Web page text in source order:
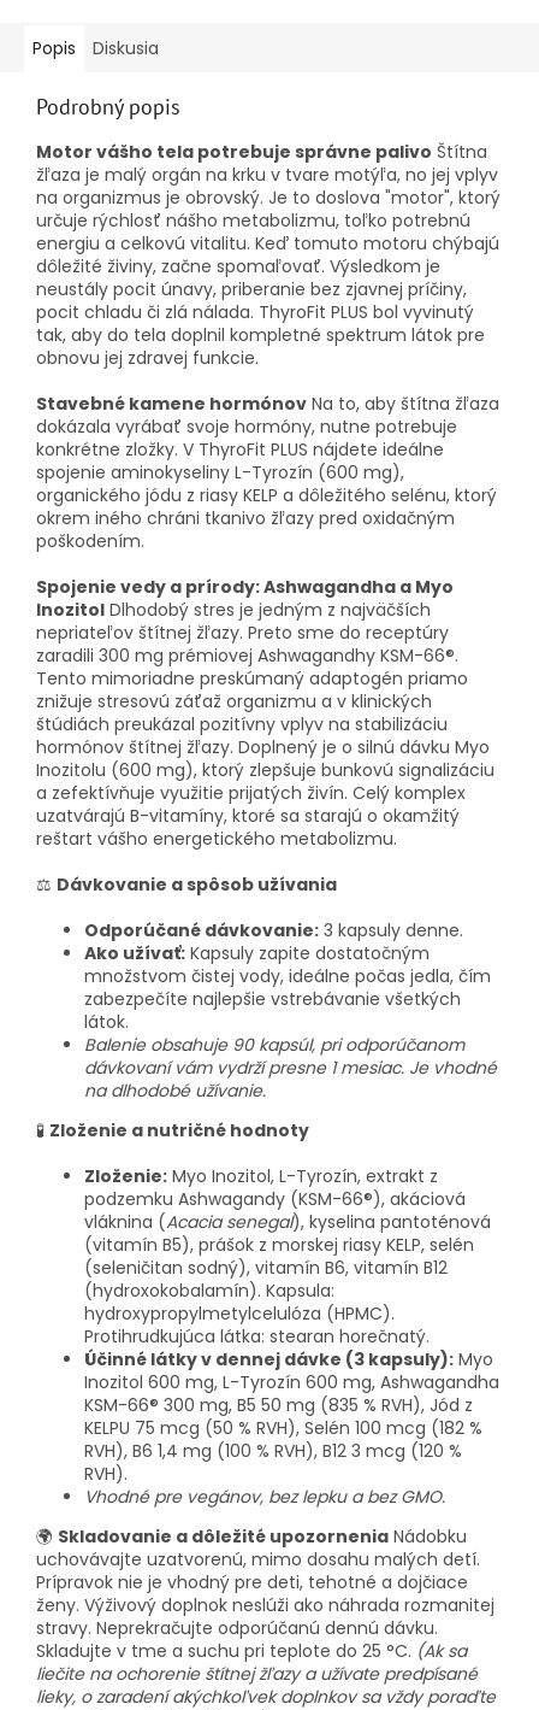
Popis Diskusia
Podrobný popis
Motor vášho tela potrebuje správne palivo Štítna
žľaza je malý orgán na krku v tvare motýľa, no jej vplyv
na organizmus je obrovský. Je to doslova "motor", ktorý
určuje rýchlosť nášho metabolizmu, toľko potrebnú
energiu a celkovú vitalitu. Keď tomuto motoru chýbajú
dôležité živiny, začne spomaľovať. Výsledkom je
neustály pocit únavy, priberanie bez zjavnej príčiny,
pocit chladu či zlá nálada. ThyroFit PLUS bol vyvinutý
tak, aby do tela doplnil kompletné spektrum látok pre
obnovu jej zdravej funkcie.
Stavebné kamene hormónov Na to, aby štítna žľaza
dokázala vyrábať svoje hormóny, nutne potrebuje
konkrétne zložky. V ThyroFit PLUS nájdete ideálne
spojenie aminokyseliny L-Tyrozín (600 mg),
organického jódu z riasy KELP a dôležitého selénu, ktorý
okrem iného chráni tkanivo žľazy pred oxidačným
poškodením.
Spojenie vedy a prírody: Ashwagandha a Myo
Inozitol Dlhodobý stres je jedným z najväčších
nepriateľov štítnej žľazy. Preto sme do receptúry
zaradili 300 mg prémiovej Ashwagandhy KSM-66®.
Tento mimoriadne preskúmaný adaptogén priamo
znižuje stresovú záťaž organizmu a v klinických
štúdiách preukázal pozitívny vplyv na stabilizáciu
hormónov štítnej žľazy. Doplnený je o silnú dávku Myo
Inozitolu (600 mg), ktorý zlepšuje bunkovú signalizáciu
a zefektívňuje využitie prijatých živín. Celý komplex
uzatvárajú B-vitamíny, ktoré sa starajú o okamžitý
reštart vášho energetického metabolizmu.
⚖️ Dávkovanie a spôsob užívania
Odporúčané dávkovanie: 3 kapsuly denne.
Ako užívať: Kapsuly zapite dostatočným
množstvom čistej vody, ideálne počas jedla, čím
zabezpečíte najlepšie vstrebávanie všetkých
látok.
Balenie obsahuje 90 kapsúl, pri odporúčanom
dávkovaní vám vydrží presne 1 mesiac. Je vhodné
na dlhodobé užívanie.
🧪 Zloženie a nutričné hodnoty
Zloženie: Myo Inozitol, L-Tyrozín, extrakt z
podzemku Ashwagandy (KSM-66®), akáciová
vláknina (Acacia senegal), kyselina pantoténová
(vitamín B5), prášok z morskej riasy KELP, selén
(seleničitan sodný), vitamín B6, vitamín B12
(hydroxokobalamín). Kapsula:
hydroxypropylmetylcelulóza (HPMC).
Protihrudkujúca látka: stearan horečnatý.
Účinné látky v dennej dávke (3 kapsuly): Myo
Inozitol 600 mg, L-Tyrozín 600 mg, Ashwagandha
KSM-66® 300 mg, B5 50 mg (835 % RVH), Jód z
KELPU 75 mcg (50 % RVH), Selén 100 mcg (182 %
RVH), B6 1,4 mg (100 % RVH), B12 3 mcg (120 %
RVH).
Vhodné pre vegánov, bez lepku a bez GMO.
🌍 Skladovanie a dôležité upozornenia Nádobku
uchovávajte uzatvorenú, mimo dosahu malých detí.
Prípravok nie je vhodný pre deti, tehotné a dojčiace
ženy. Výživový doplnok neslúži ako náhrada rozmanitej
stravy. Neprekračujte odporúčanú dennú dávku.
Skladujte v tme a suchu pri teplote do 25 °C. (Ak sa
liečite na ochorenie štítnej žľazy a užívate predpísané
lieky, o zaradení akýchkoľvek doplnkov sa vždy poraďte